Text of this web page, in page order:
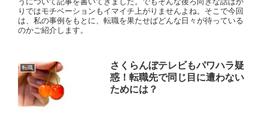
りではモチベーションもイマイチ上がりませんよね。そこで今回
は、私の事例をもとに、転職を果たせばどんな日々が待っている
のかご紹介します。
転職
さくらんぼテレビもパワハラ疑
惑！転職先で同じ目に遭わない
ためには？